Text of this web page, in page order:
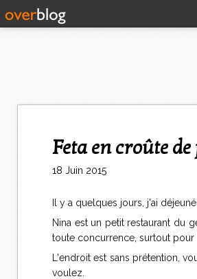
Feta en croûte
18 Juin 2015
Il y a quelques jours, j'ai
Nina est un petit restaurant du
toute concurrence, surtout pour
L'endroit est sans prétention,
voulez.